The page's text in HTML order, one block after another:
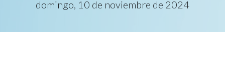
domingo, 10 de noviembre de 2024